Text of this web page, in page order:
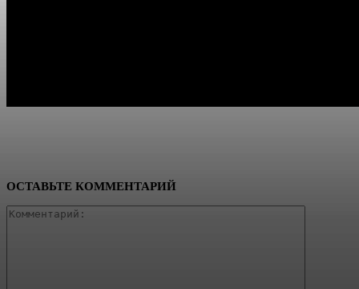
ОСТАВЬТЕ КОММЕНТАРИЙ